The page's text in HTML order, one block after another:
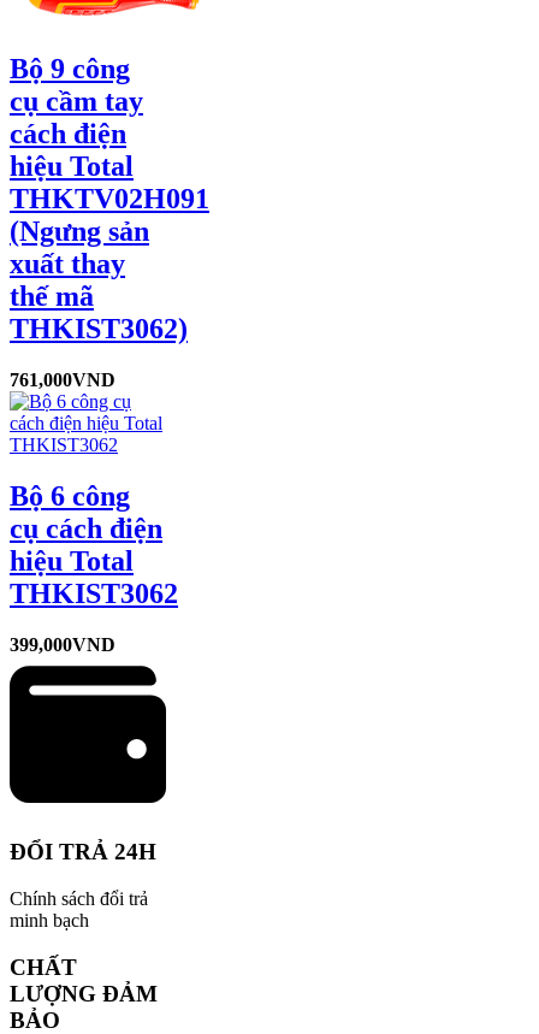
Bộ 9 công
cụ cầm tay
cách điện
hiệu Total
THKTV02H091
(Ngưng sản
xuất thay
thế mã
THKIST3062)
761,000VND
Bộ 6 công
cụ cách điện
hiệu Total
THKIST3062
399,000VND
ĐỔI TRẢ 24H
Chính sách đổi trả
minh bạch
CHẤT
LƯỢNG ĐẢM
BẢO